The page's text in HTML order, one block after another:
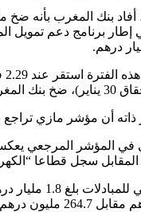
ليستقر بذلك أداؤه منذ بداية السنة